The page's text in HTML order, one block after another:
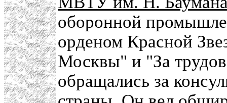
оборонной
орденом Красной
Москвы" и "За
обращались за